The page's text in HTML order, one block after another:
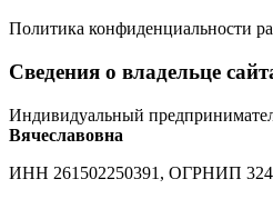
Политика конфиденциальности
Сведения о владельце
Индивидуальный
Вячеславовна
ИНН 261502250391, ОГРНИП